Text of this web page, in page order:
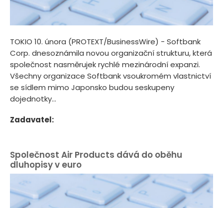
TOKIO 10. února (PROTEXT/BusinessWire) - Softbank
Corp. dnesoznámila novou organizační strukturu, která
společnost nasměrujek rychlé mezinárodní expanzi.
Všechny organizace Softbank vsoukromém vlastnictví
se sídlem mimo Japonsko budou seskupeny
dojednotky...
Zadavatel:
Společnost Air Products dává do oběhu
dluhopisy v euro